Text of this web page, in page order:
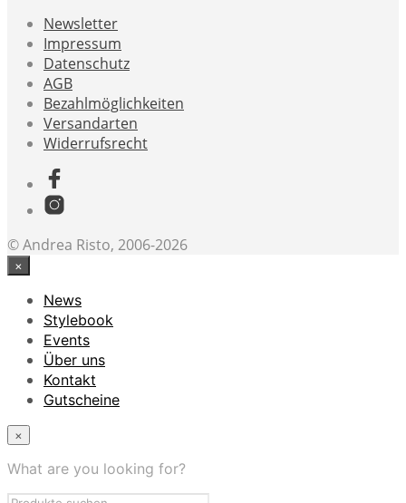
Newsletter
Impressum
Datenschutz
AGB
Bezahlmöglichkeiten
Versandarten
Widerrufsrecht
© Andrea Risto, 2006-2026
×
News
Stylebook
Events
Über uns
Kontakt
Gutscheine
×
What are you looking for?